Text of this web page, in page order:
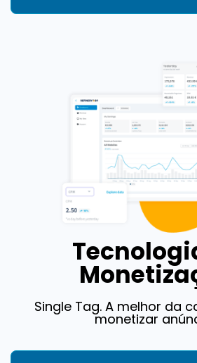
Single Tag. A melhor da
monetizar